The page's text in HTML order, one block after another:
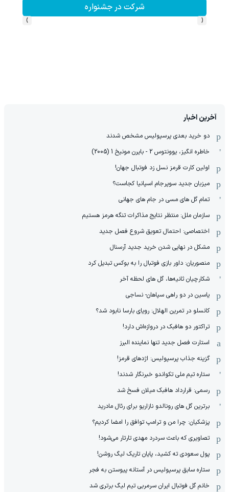
شرکت در جشنواره
‹
›
آخرین اخبار
دو خرید بعدی پرسپولیس مشخص شدند
خاطره انگیز، یوونتوس 2 - بایرن مونیخ 1 (2005)
اولین کارت قرمز نسل زد فوتبال جهان!
میزبان جدید سوپرجام اسپانیا کجاست؟
تمام گل های مسی در جام های جهانی
سازمان ملل: منتظر نتایج مذاکرات تنگه هرمز هستیم
اختصاصی: احتمال تعویق شروع فصل جدید
مشکل در نهایی شدن خرید جدید آرسنال
منصوریان: داور بازی فوتبال را به بوکس تبدیل کرد
شکارچیان ثانیه‌ها، گل های لحظه آخر
یاسین در دو راهی سپاهان- نساجی
کانسلو در تمرین الهلال: رویای بارسا نابود شد؟
تراکتور دو هافبک در دروازه‌اش دارد!
استارت فصل جدید تنها نماینده البرز
گزینه جذاب پرسپولیس: اژدهای قرمز!
ستاره تیم ملی تکواندو خبرنگار شدند!
رسمی: قرارداد هافبک میلان فسخ شد
برترین گل های رونالدو نازاریو برای رئال مادرید
پزشکیان: چرا من و ترامپ توافق را امضا کردیم؟
تصاویری که باعث سردرد مهدی تارتار می‌شود!
پول سعودی ته کشید، پایان تاریک لیگ روشن!
ستاره سابق پرسپولیس در آستانه پیوستن به فجر
خانم گل فوتبال ایران سرمربی تیم لیگ برتری شد